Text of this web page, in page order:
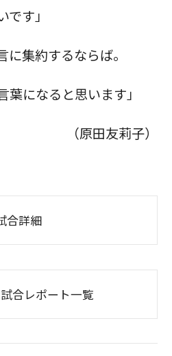
す」
集約するならば。
葉になると思います」
（原田友莉子）
合詳細
合レポート一覧